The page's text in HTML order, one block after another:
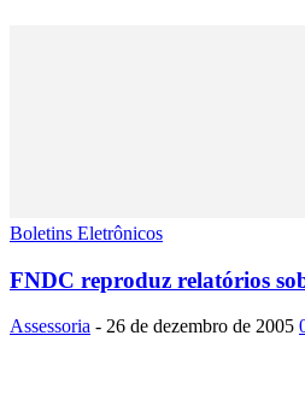
Boletins Eletrônicos
FNDC reproduz relatórios
Assessoria - 26 de dezembro de 2005